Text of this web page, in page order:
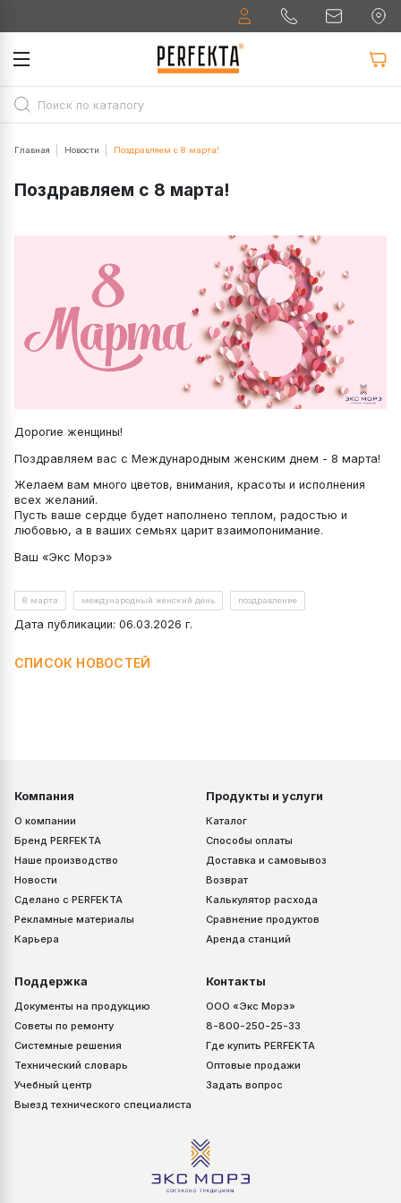
Главная Новости Поздравляем с 8 марта!
Поздравляем с 8 марта!
Дорогие женщины!
Поздравляем вас с Международным женским днем - 8 марта!
Желаем вам много цветов, внимания, красоты и исполнения
всех желаний.
Пусть ваше сердце будет наполнено теплом, радостью и
любовью, а в ваших семьях царит взаимопонимание.
Ваш «Экс Морэ»
8 марта международный женский день поздравление
Дата публикации: 06.03.2026 г.
СПИСОК НОВОСТЕЙ
Компания
О компании
Бренд PERFEKTA
Наше производство
Новости
Сделано с PERFEKTA
Рекламные материалы
Карьера
Продукты и услуги
Каталог
Способы оплаты
Доставка и самовывоз
Возврат
Калькулятор расхода
Сравнение продуктов
Аренда станций
Поддержка
Документы на продукцию
Советы по ремонту
Системные решения
Технический словарь
Учебный центр
Выезд технического специалиста
Контакты
ООО «Экс Морэ»
8-800-250-25-33
Где купить PERFEKTA
Оптовые продажи
Задать вопрос